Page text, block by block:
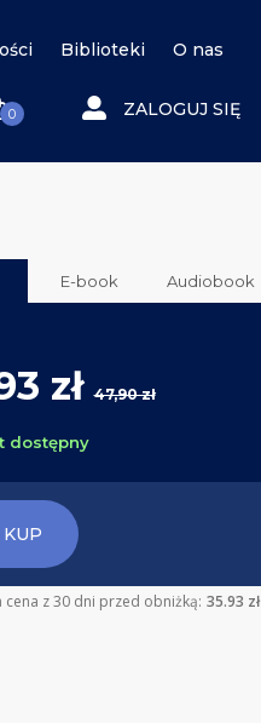
Biblioteki O nas
0 ZALOGUJ SIĘ
E-book Audiobook
zł47,90 zł
dostępny
KUP
cena z 30 dni przed obniżką: 35.93 zł